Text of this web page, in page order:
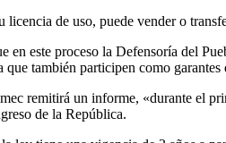
licencia de uso, puede vender o
en este proceso la Defensoría del
también participen como garantes
remitirá un informe, «durante el
de la República.